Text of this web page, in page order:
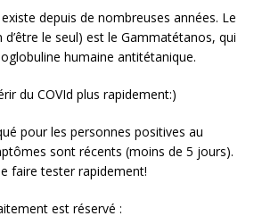
depuis de nombreuses années. Le
le seul) est le Gammatétanos, qui
humaine antitétanique.
du COVId plus rapidement:)
pour les personnes positives au
sont récents (moins de 5 jours).
faire tester rapidement!
est réservé :